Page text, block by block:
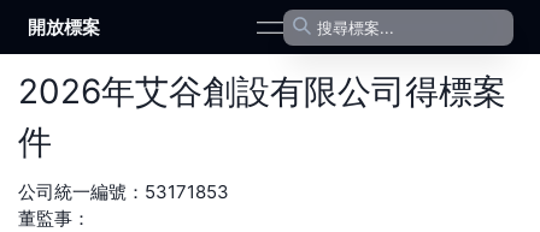
開放標案 open navigation menu
2026年艾谷創設有限公司得標案
件
公司統一編號： 53171853
董監事：